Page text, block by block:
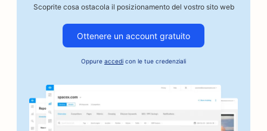
SEO per le aziende del settore automobilistico
SEO per i servizi di cauzione
SEO per le banche
SEO per panifici
Scoprite cosa ostacola il posizionamento del vostro sito web
Ottenere un account gratuito
Oppure accedi con le tue credenziali